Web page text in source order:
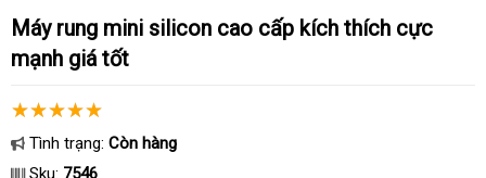
Máy rung mini silicon cao cấp kích thích cực
mạnh giá tốt
Tình trạng: Còn hàng
Sku: 7546